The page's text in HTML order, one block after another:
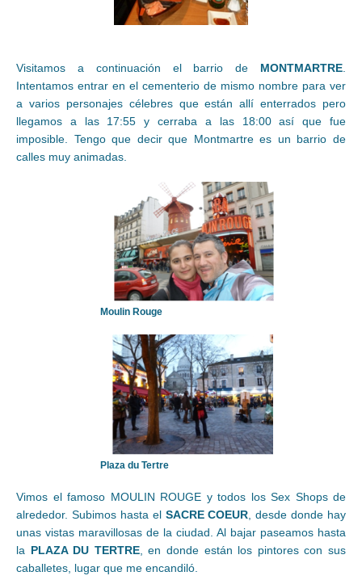
Visitamos a continuación el barrio de MONTMARTRE.
Intentamos entrar en el cementerio de mismo nombre para ver
a varios personajes célebres que están allí enterrados pero
llegamos a las 17:55 y cerraba a las 18:00 así que fue
imposible. Tengo que decir que Montmartre es un barrio de
calles muy animadas.
Moulin Rouge
Plaza du Tertre
Vimos el famoso MOULIN ROUGE y todos los Sex Shops de
alrededor. Subimos hasta el SACRE COEUR, desde donde hay
unas vistas maravillosas de la ciudad. Al bajar paseamos hasta
la PLAZA DU TERTRE, en donde están los pintores con sus
caballetes, lugar que me encandiló.